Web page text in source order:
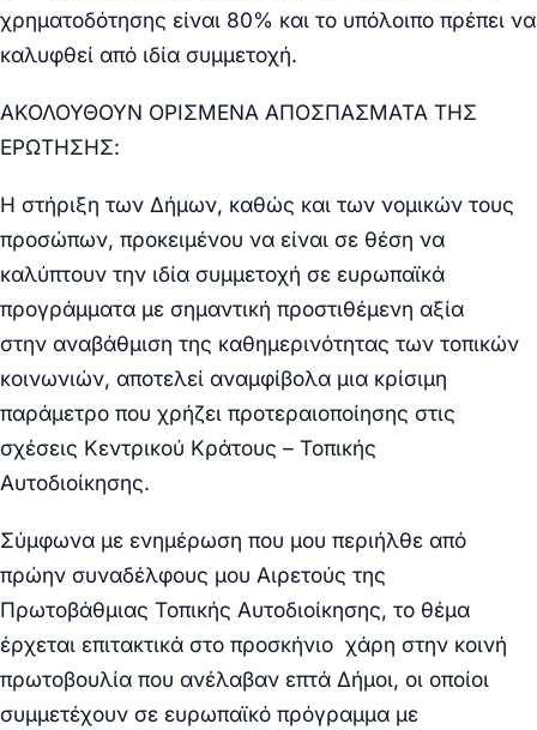
χρηματοδότησης είναι 80% και το υπόλοιπο πρέπει να
καλυφθεί από ιδία συμμετοχή.
ΑΚΟΛΟΥΘΟΥΝ ΟΡΙΣΜΕΝΑ ΑΠΟΣΠΑΣΜΑΤΑ ΤΗΣ
ΕΡΩΤΗΣΗΣ:
Η στήριξη των Δήμων, καθώς και των νομικών τους
προσώπων, προκειμένου να είναι σε θέση να
καλύπτουν την ιδία συμμετοχή σε ευρωπαϊκά
προγράμματα με σημαντική προστιθέμενη αξία
στην αναβάθμιση της καθημερινότητας των τοπικών
κοινωνιών, αποτελεί αναμφίβολα μια κρίσιμη
παράμετρο που χρήζει προτεραιοποίησης στις
σχέσεις Κεντρικού Κράτους – Τοπικής
Αυτοδιοίκησης.
Σύμφωνα με ενημέρωση που μου περιήλθε από
πρώην συναδέλφους μου Αιρετούς της
Πρωτοβάθμιας Τοπικής Αυτοδιοίκησης, το θέμα
έρχεται επιτακτικά στο προσκήνιο χάρη στην κοινή
πρωτοβουλία που ανέλαβαν επτά Δήμοι, οι οποίοι
συμμετέχουν σε ευρωπαϊκό πρόγραμμα με